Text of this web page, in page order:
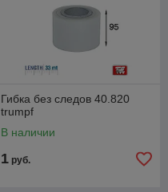
Гибка без следов 40.820
trumpf
В наличии
1 руб.